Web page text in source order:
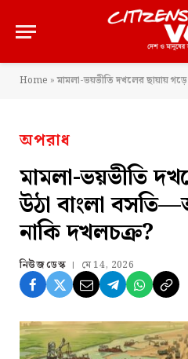
Home »মামলা-ভয়ভীতি দখলের ছায়ায় গড়ে উঠা
অপরাধ
মামলা-ভয়ভীতি
উঠা বাংলা
নাকি দখলচক্র?
নিউজ ডেস্ক মে 14, 2026